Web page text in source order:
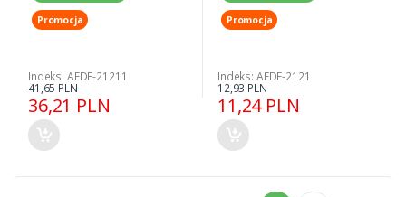
Promocja
Indeks: AEDE-21211
36,21 PLN
41,65 PLN
Promocja
Indeks: AEDE-2121
11,24 PLN
12,93 PLN